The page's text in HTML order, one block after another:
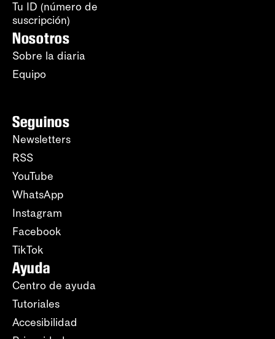
Tu ID (número de
suscripción)
Nosotros
Sobre la diaria
Equipo
Seguinos
Newsletters
RSS
YouTube
WhatsApp
Instagram
Facebook
TikTok
Ayuda
Centro de ayuda
Tutoriales
Accesibilidad